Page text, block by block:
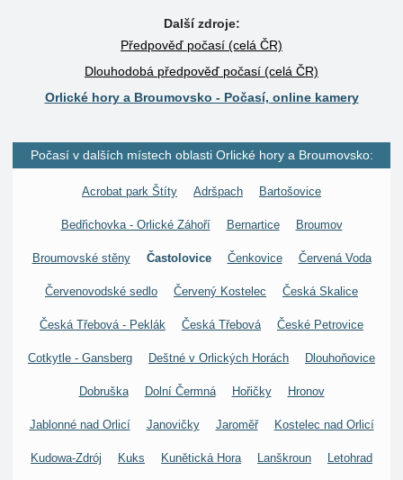
Další zdroje:
Předpověď počasí (celá ČR)
Dlouhodobá předpověď počasí (celá ČR)
Orlické hory a Broumovsko - Počasí, online kamery
Počasí v dalších místech oblasti Orlické hory a Broumovsko:
Acrobat park Štíty Adršpach Bartošovice
Bedřichovka - Orlické Záhoří Bernartice Broumov
Broumovské stěny Častolovice Čenkovice Červená Voda
Červenovodské sedlo Červený Kostelec Česká Skalice
Česká Třebová - Peklák Česká Třebová České Petrovice
Cotkytle - Gansberg Deštné v Orlických Horách Dlouhoňovice
Dobruška Dolní Čermná Hořičky Hronov
Jablonné nad Orlicí Janovičky Jaroměř Kostelec nad Orlicí
Kudowa-Zdrój Kuks Kunětická Hora Lanškroun Letohrad